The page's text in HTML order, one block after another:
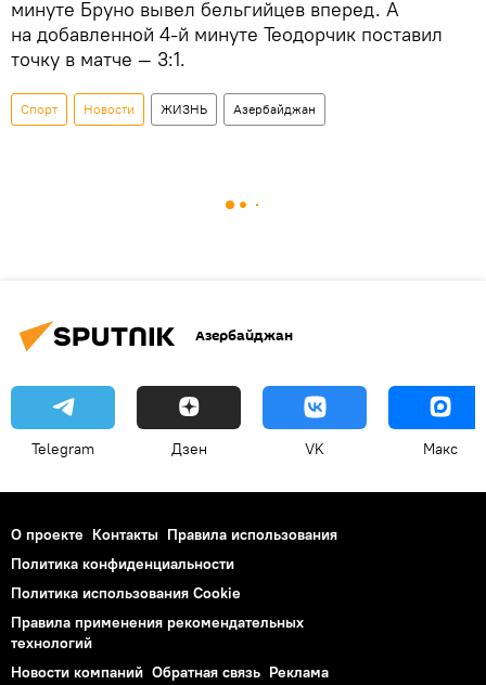
минуте Бруно вывел бельгийцев вперед. А
на добавленной 4-й минуте Теодорчик поставил
точку в матче — 3:1.
Спорт Новости ЖИЗНЬ Азербайджан
Азербайджан
Telegram Дзен VK Макс
О проекте Контакты Правила использования
Политика конфиденциальности
Политика использования Cookie
Правила применения рекомендательных
технологий
Новости компаний Обратная связь Реклама